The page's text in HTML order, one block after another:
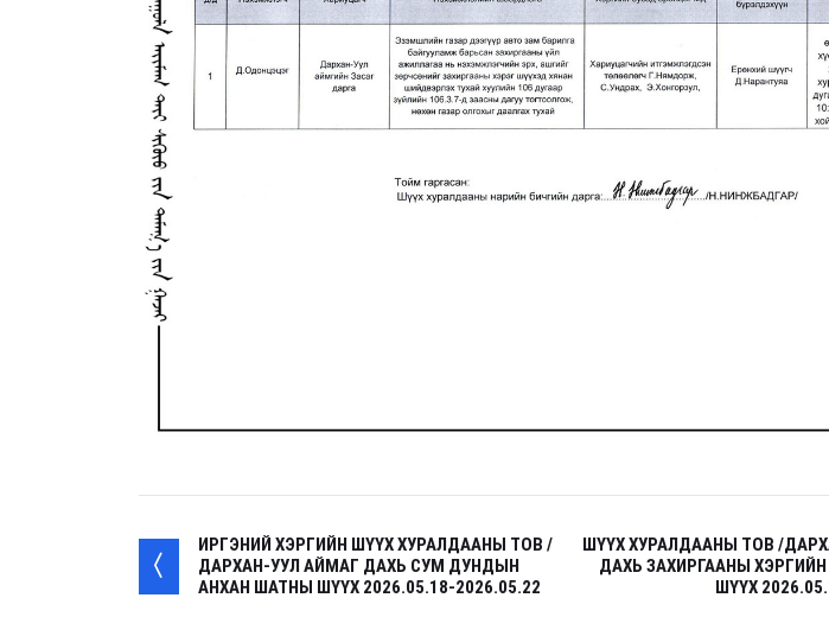
ИРГЭНИЙ ХЭРГИЙН ШҮҮХ ХУРАЛДААНЫ ТОВ /
ДАРХАН-УУЛ АЙМАГ ДАХЬ СУМ ДУНДЫН
АНХАН ШАТНЫ ШҮҮХ 2026.05.18-2026.05.22
ШҮҮХ ХУРАЛДААНЫ ТОВ /
ДАХЬ ЗАХИРГААНЫ
ШҮҮХ